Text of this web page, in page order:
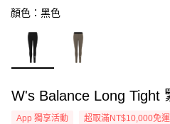
顏色：黑色
App 獨享活動 超取滿NT$10,000免運